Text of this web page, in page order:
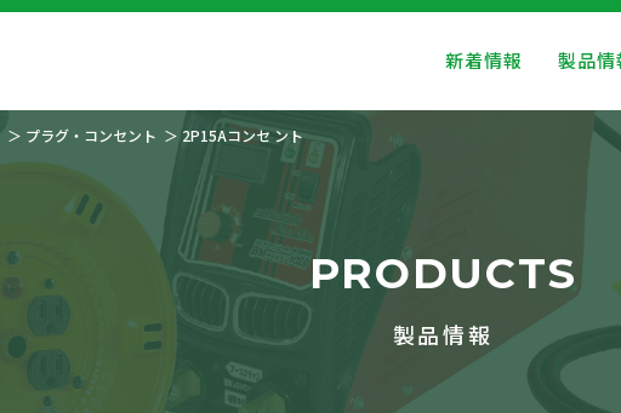
新着情報 製品情
プラグ・コンセント 2P15Aコンセ ント
PRODUCTS
製品情報